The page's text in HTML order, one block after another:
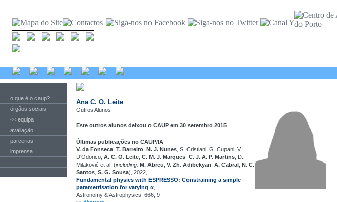
o que é o caup?
órgãos sociais
<< equipa
avaliação
parcerias
imprensa
Ana C. O. Leite
Outros Alunos
Este outros alunos deixou o CAUP em 30 setembro 2015
Últimas publicações no CAUP/IA
V. da Fonseca T. Barreiro N. J. Nunes , S. Cristiani, G. Cupani, V.
D'Odorico, A. C. O. Leite C. M. J. Marques C. J. A. P. Martins , D.
Milaković et al. (including: M. Abreu V. Zh. Adibekyan A. Cabral N. C.
Santos S. G. Sousa), 2022,
Fundamental physics with ESPRESSO: Constraining a simple
parametrisation for varying α
Astronomy & Astrophysics, 666, 9